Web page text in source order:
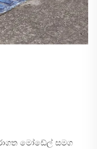
මෝඩේල් සමග